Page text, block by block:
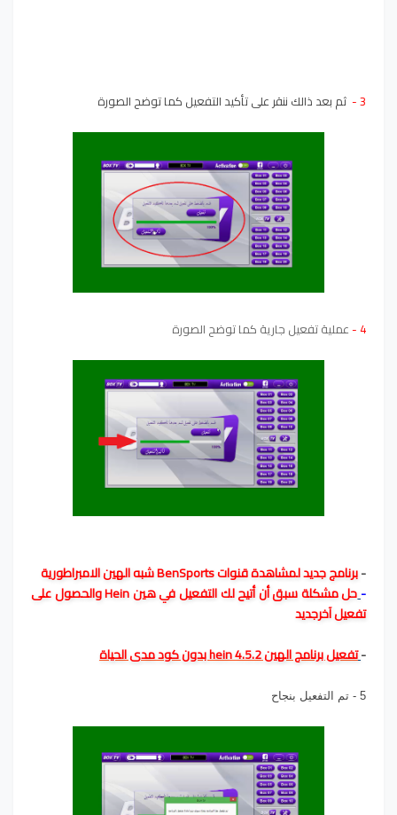
3 - ثم بعد ذالك ننقر على تأكيد التفعيل كما توضح الصورة
4 - عملية تفعيل جارية كما توضح الصورة
-برنامج جديد لمشاهدة قنوات BenSports شبه الهين الامبراطورية
-
حل مشكلة سبق أن أتيح لك التفعيل في هين Hein والحصول على
تفعيل آخرجديد
-تفعيل برنامج الهين hein 4.5.2 بدون كود مدى الحياة
5 - تم التفعيل بنجاح